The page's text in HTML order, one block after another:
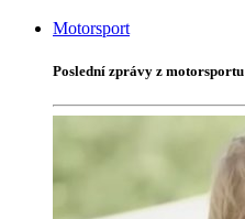
Motorsport
Poslední zprávy z motorsportu